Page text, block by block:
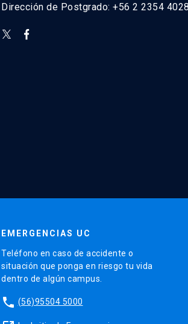
Dirección de Postgrado: +56 2 2354 4028
EMERGENCIAS UC
Teléfono en caso de accidente o
situación que ponga en riesgo tu vida
dentro de algún campus.
phone (56)95504 5000